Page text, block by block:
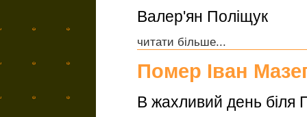
Валер'ян Поліщук
читати більше...
Помер Іван
В жахливий день біля